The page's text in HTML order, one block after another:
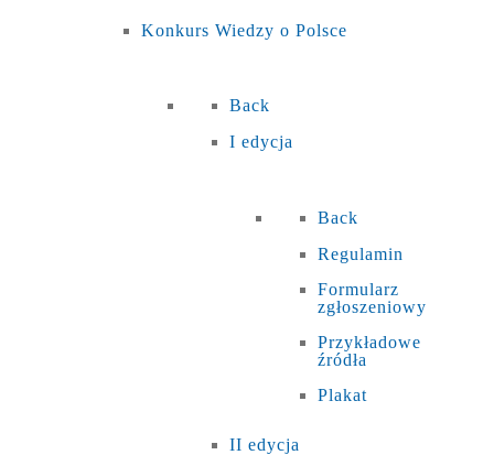
Konkurs Wiedzy o Polsce
Back
I edycja
Back
Regulamin
Formularz
zgłoszeniowy
Przykładowe
źródła
Plakat
II edycja